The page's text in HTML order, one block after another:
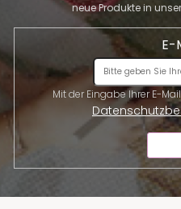
neue Produkte in
E-